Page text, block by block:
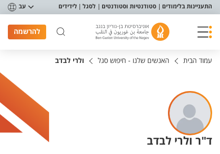
תפריט נגישות
התעניינות בלימודים סטודנטיות וסטודנטים לסגל לידידים עב
להרשמה
עמוד הבית האנשים שלנו - חיפוש סגל ולרי לבדב
ד"ר ולרי לבדב